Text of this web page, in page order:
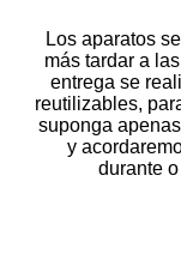
Los aparatos
más tardar a
entrega se
reutilizables,
suponga
y
durante